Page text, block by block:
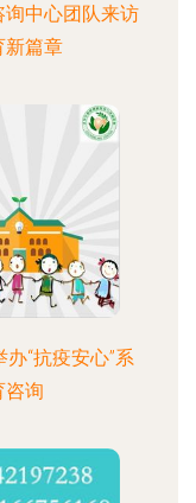
中心团队来访
新篇章
“抗疫安心”系
咨询